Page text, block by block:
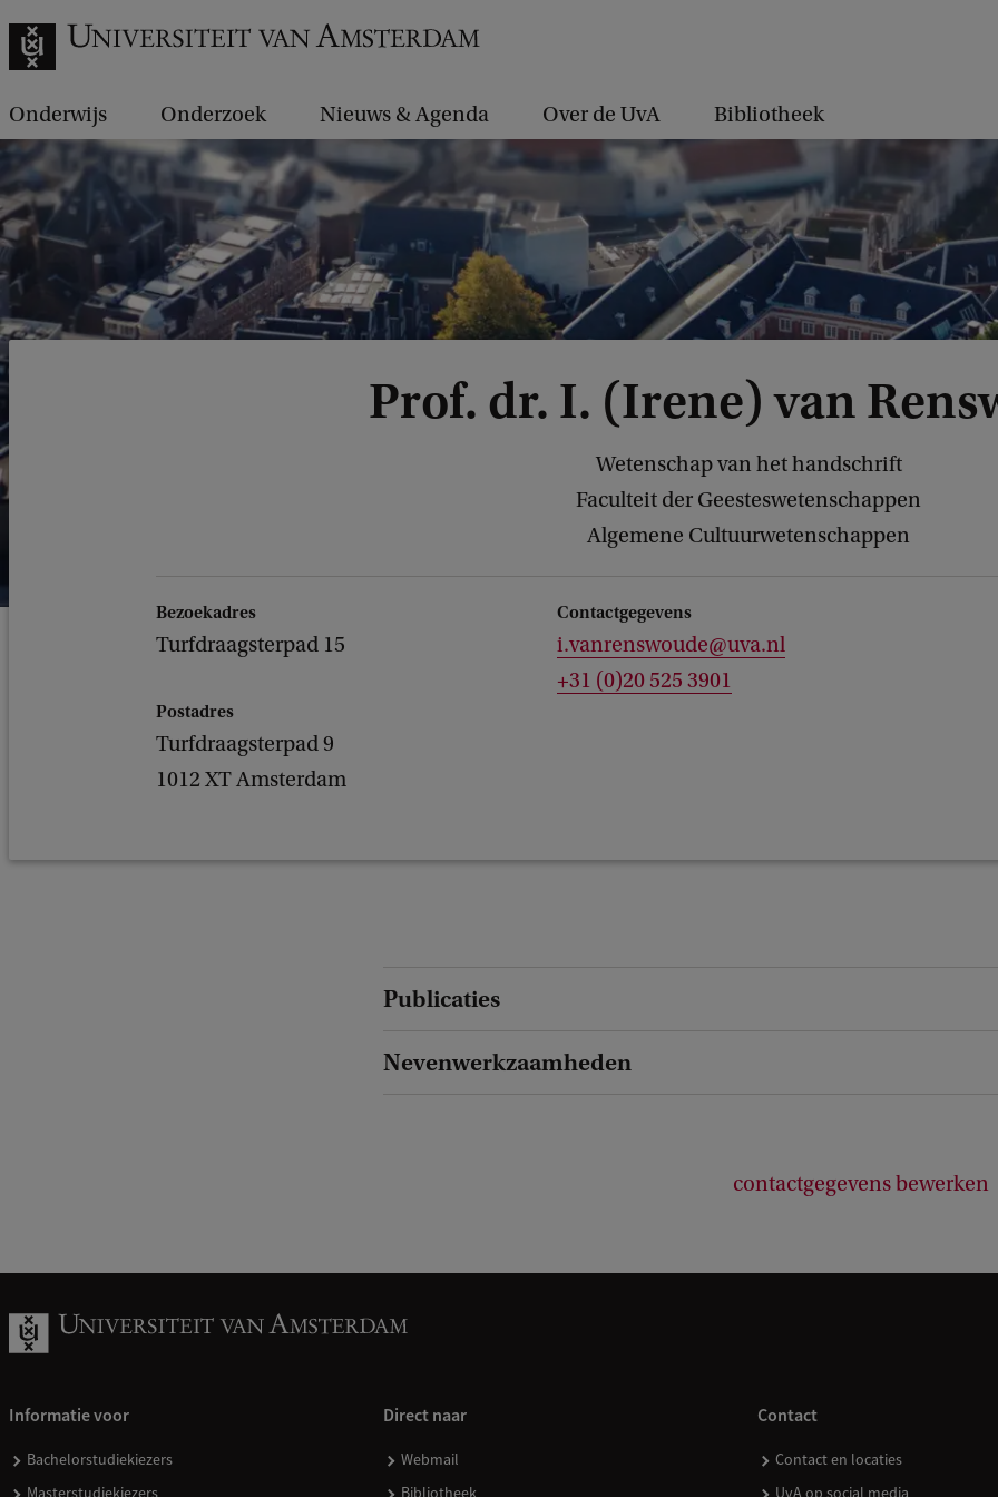
Onderwijs Onderzoek Nieuws & Agenda Over de UvA Bibliotheek
Prof. dr. I. (Irene) van
Wetenschap van het handschrift
Faculteit der Geesteswetenschappen
Algemene Cultuurwetenschappen
Bezoekadres
Turfdraagsterpad 15
Postadres
Turfdraagsterpad 9
1012 XT Amsterdam
Contactgegevens
i.vanrenswoude@uva.nl
+31 (0)20 525 3901
Publicaties
Nevenwerkzaamheden
contactgegevens bewerken
Informatie voor
Bachelorstudiekiezers
Masterstudiekiezers
Direct naar
Webmail
Bibliotheek
Contact
Contact en locaties
UvA op social media